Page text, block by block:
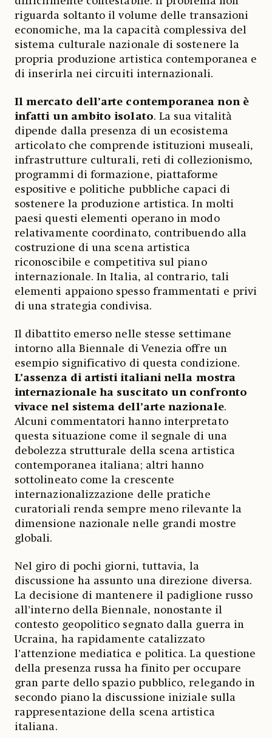
riguarda soltanto il volume delle transazioni
economiche, ma la capacità complessiva del
sistema culturale nazionale di sostenere la
propria produzione artistica contemporanea e
di inserirla nei circuiti internazionali.
Il mercato dell’arte contemporanea non è
infatti un ambito isolato. La sua vitalità
dipende dalla presenza di un ecosistema
articolato che comprende istituzioni museali,
infrastrutture culturali, reti di collezionismo,
programmi di formazione, piattaforme
espositive e politiche pubbliche capaci di
sostenere la produzione artistica. In molti
paesi questi elementi operano in modo
relativamente coordinato, contribuendo alla
costruzione di una scena artistica
riconoscibile e competitiva sul piano
internazionale. In Italia, al contrario, tali
elementi appaiono spesso frammentati e privi
di una strategia condivisa.
Il dibattito emerso nelle stesse settimane
intorno alla Biennale di Venezia offre un
esempio significativo di questa condizione.
L’assenza di artisti italiani nella mostra
internazionale ha suscitato un confronto
vivace nel sistema dell’arte nazionale.
Alcuni commentatori hanno interpretato
questa situazione come il segnale di una
debolezza strutturale della scena artistica
contemporanea italiana; altri hanno
sottolineato come la crescente
internazionalizzazione delle pratiche
curatoriali renda sempre meno rilevante la
dimensione nazionale nelle grandi mostre
globali.
Nel giro di pochi giorni, tuttavia, la
discussione ha assunto una direzione diversa.
La decisione di mantenere il padiglione russo
all’interno della Biennale, nonostante il
contesto geopolitico segnato dalla guerra in
Ucraina, ha rapidamente catalizzato
l’attenzione mediatica e politica. La questione
della presenza russa ha finito per occupare
gran parte dello spazio pubblico, relegando in
secondo piano la discussione iniziale sulla
rappresentazione della scena artistica
italiana.